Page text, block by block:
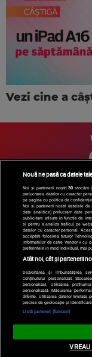
Vezi cine a
Arhiva
Comunicate
si conditii
Nouă ne pasă ca datele
Noi și partenerii noștri30 stocăm
prelucrarea datelor cu caracter
pe pagina cu politica de
Noi si partenerii nostri (retelele
date analitice) prelucram date
publicitare afisate in functie de
si pentru a analiza traficul pe
datelor cu caracter personal.
acceptati folosirea tuturor
informatiilor de catre Vendor-ii cu
preferintele in mod individual, mai
Atât noi, cât și partenerii
Dezvoltarea și îmbunătățirea
conținutului personalizat.
personalizat. Utilizarea
personalizată. Măsurarea
diferite. Utilizarea datelor limitate
precise de geolocație și
Listă parteneri (furnizori)